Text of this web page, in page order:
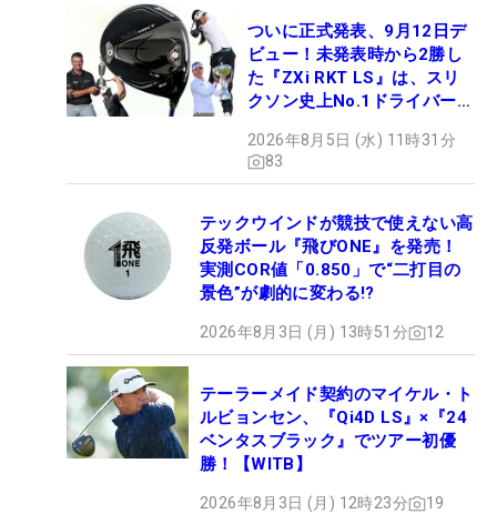
ついに正式発表、9月12日デ
ビュー！未発表時から2勝し
た『ZXi RKT LS』は、スリ
クソン史上No.1ドライバー!?
2026年8月5日 (水) 11時31分
83
テックウインドが競技で使えない高
反発ボール『飛びONE』を発売！
実測COR値「0.850」で“二打目の
景色”が劇的に変わる!?
2026年8月3日 (月) 13時51分 12
テーラーメイド契約のマイケル・ト
ルビョンセン、『Qi4D LS』×『24
ベンタスブラック』でツアー初優
勝！【WITB】
2026年8月3日 (月) 12時23分 19